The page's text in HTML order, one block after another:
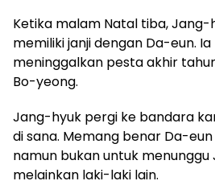
Ketika malam Natal tiba, Jang-
memiliki janji dengan Da-eun.
meninggalkan pesta akhir
Bo-yeong.
Jang-hyuk pergi ke bandara
di sana. Memang benar Da-
namun bukan untuk
melainkan laki-laki lain.